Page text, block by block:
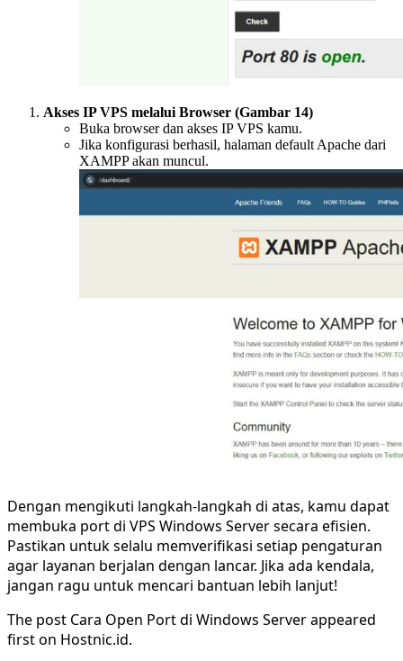
Akses IP VPS melalui Browser (Gambar 14)
Buka browser dan akses IP VPS kamu.
Jika konfigurasi berhasil, halaman default Apache dari
XAMPP akan muncul.
Dengan mengikuti langkah-langkah di atas, kamu dapat
membuka port di VPS Windows Server secara efisien.
Pastikan untuk selalu memverifikasi setiap pengaturan
agar layanan berjalan dengan lancar. Jika ada kendala,
jangan ragu untuk mencari bantuan lebih lanjut!
The post Cara Open Port di Windows Server appeared
first on Hostnic.id.